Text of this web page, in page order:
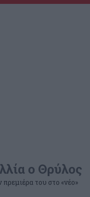
ο Θρύλος
του στο «νέο»